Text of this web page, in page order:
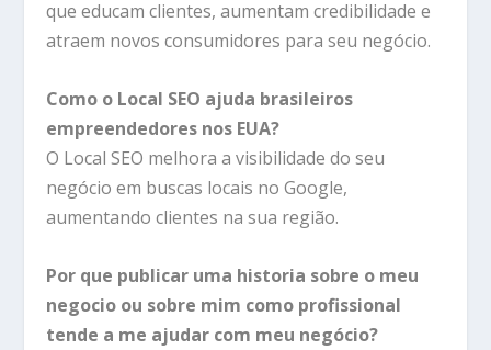
que educam clientes, aumentam credibilidade e
atraem novos consumidores para seu negócio.
Como o Local SEO ajuda brasileiros
empreendedores nos EUA?
O Local SEO melhora a visibilidade do seu
negócio em buscas locais no Google,
aumentando clientes na sua região.
Por que publicar uma historia sobre o meu
negocio ou sobre mim como profissional
tende a me ajudar com meu negócio?